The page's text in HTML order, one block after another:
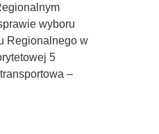
wyboru
Regionalnego w
5
–